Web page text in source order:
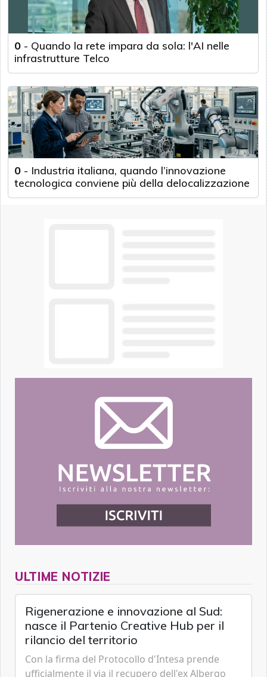
0 - Quando la rete impara da sola: l'AI nelle
infrastrutture Telco
0 - Industria italiana, quando l’innovazione
tecnologica conviene più della delocalizzazione
ULTIME NOTIZIE
Rigenerazione e innovazione al Sud:
nasce il Partenio Creative Hub per il
rilancio del territorio
Con la firma del Protocollo d'Intesa prende
ufficialmente il via il recupero dell'ex Albergo